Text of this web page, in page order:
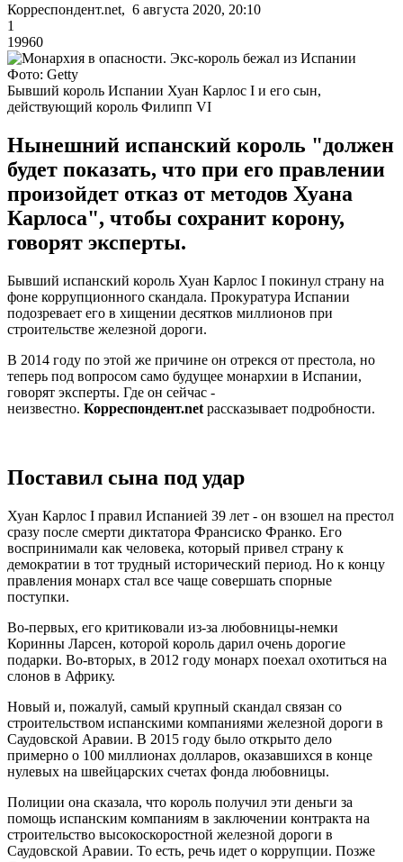
Корреспондент.net, 6 августа 2020, 20:10
1
19960
Фото: Getty
Бывший король Испании Хуан Карлос I и его сын,
действующий король Филипп VI
Нынешний испанский король "должен
будет показать, что при его правлении
произойдет отказ от методов Хуана
Карлоса", чтобы сохранит корону,
говорят эксперты.
Бывший испанский король Хуан Карлос I покинул страну на
фоне коррупционного скандала. Прокуратура Испании
подозревает его в хищении десятков миллионов при
строительстве железной дороги.
В 2014 году по этой же причине он отрекся от престола, но
теперь под вопросом само будущее монархии в Испании,
говорят эксперты. Где он сейчас -
неизвестно. Корреспондент.net рассказывает подробности.
Поставил сына под удар
Хуан Карлос I правил Испанией 39 лет - он взошел на престол
сразу после смерти диктатора Франсиско Франко. Его
воспринимали как человека, который привел страну к
демократии в тот трудный исторический период. Но к концу
правления монарх стал все чаще совершать спорные
поступки.
Во-первых, его критиковали из-за любовницы-немки
Коринны Ларсен, которой король дарил очень дорогие
подарки. Во-вторых, в 2012 году монарх поехал охотиться на
слонов в Африку.
Новый и, пожалуй, самый крупный скандал связан со
строительством испанскими компаниями железной дороги в
Саудовской Аравии. В 2015 году было открыто дело
примерно о 100 миллионах долларов, оказавшихся в конце
нулевых на швейцарских счетах фонда любовницы.
Полиции она сказала, что король получил эти деньги за
помощь испанским компаниям в заключении контракта на
строительство высокоскоростной железной дороги в
Саудовской Аравии. То есть, речь идет о коррупции. Позже